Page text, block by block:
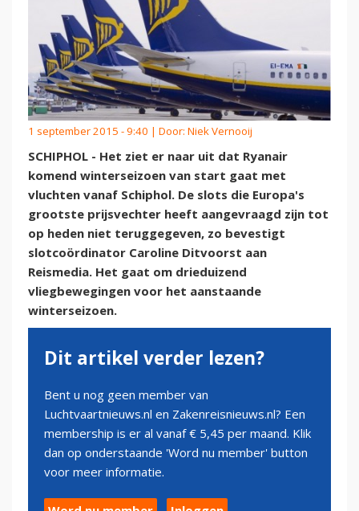
1 september 2015 - 9:40 | Door: Niek Vernooij
SCHIPHOL - Het ziet er naar uit dat Ryanair
komend winterseizoen van start gaat met
vluchten vanaf Schiphol. De slots die Europa's
grootste prijsvechter heeft aangevraagd zijn tot
op heden niet teruggegeven, zo bevestigt
slotcoördinator Caroline Ditvoorst aan
Reismedia. Het gaat om drieduizend
vliegbewegingen voor het aanstaande
winterseizoen.
Dit artikel verder lezen?
Bent u nog geen member van
Luchtvaartnieuws.nl en Zakenreisnieuws.nl? Een
membership is er al vanaf € 5,45 per maand. Klik
dan op onderstaande 'Word nu member' button
voor meer informatie.